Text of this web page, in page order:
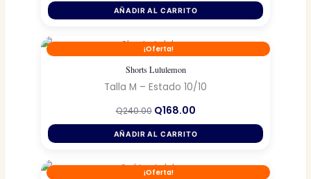
original
era:
actual
es:
AÑADIR AL CARRITO
¡Oferta!
Shorts Lululemon
Talla M – Estado 10/10
Q240.00 El
original
era:
Q168.00El
actual
es:
AÑADIR AL CARRITO
¡Oferta!